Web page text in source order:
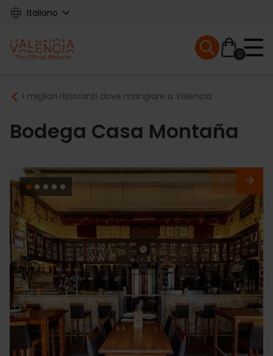
Skip
content
Italiano
Main
navigation
0
Mobile menu
Breadcrumb
I migliori ristoranti dove mangiare a Valencia
Bodega Casa Montaña